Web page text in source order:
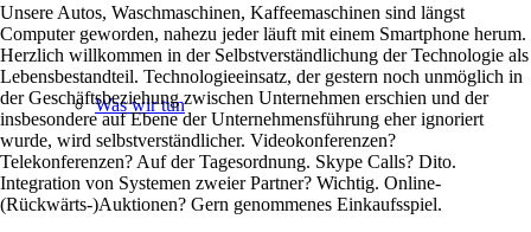
Was wir tun
Unsere Autos, Waschmaschinen, Kaffeemaschinen sind längst
Computer geworden, nahezu jeder läuft mit einem Smartphone herum.
Herzlich willkommen in der Selbstverständlichung der Technologie als
Lebensbestandteil. Technologieeinsatz, der gestern noch unmöglich in
der Geschäftsbeziehung zwischen Unternehmen erschien und der
insbesondere auf Ebene der Unternehmensführung eher ignoriert
wurde, wird selbstverständlicher. Videokonferenzen?
Telekonferenzen? Auf der Tagesordnung. Skype Calls? Dito.
Integration von Systemen zweier Partner? Wichtig. Online-
(Rückwärts-)Auktionen? Gern genommenes Einkaufsspiel.